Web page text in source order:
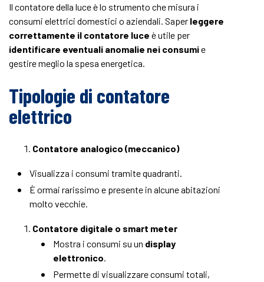
Il contatore della luce è lo strumento che misura i
consumi elettrici domestici o aziendali. Saper leggere
correttamente il contatore luce è utile per
identificare eventuali anomalie nei consumie
gestire meglio la spesa energetica.
Tipologie di contatore
elettrico
Contatore analogico (meccanico)
Visualizza i consumi tramite quadranti.
È ormai rarissimo e presente in alcune abitazioni
molto vecchie.
Contatore digitale o smart meter
Mostra i consumi su un display
elettronico.
Permette di visualizzare consumi totali,